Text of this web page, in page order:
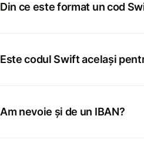
Din ce este format un cod
Este codul Swift același
Am nevoie și de un IBAN?